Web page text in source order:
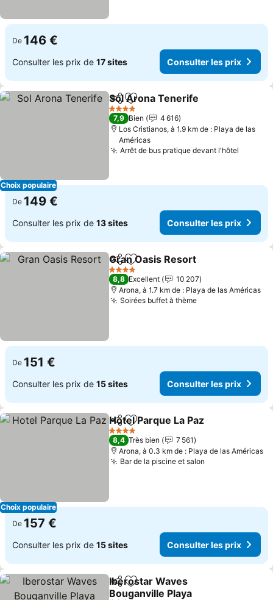
De 146 €
Consulter les prix de 17 sites Consulter les prix
Choix populaire
PartagerAjouter à mes favoris
Sol Arona Tenerife
4 Étoiles
7,9 Bien
4 616
Los Cristianos, à 1.9 km de : Playa de las
Américas
Arrêt de bus pratique devant l'hôtel
De 149 €
Consulter les prix de 13 sites Consulter les prix
PartagerAjouter à mes favoris
Gran Oasis Resort
4 Étoiles
8,8 Excellent
10 207
Arona, à 1.7 km de : Playa de las Américas
Soirées buffet à thème
De 151 €
Consulter les prix de 15 sites Consulter les prix
Choix populaire
PartagerAjouter à mes favoris
Hotel Parque La Paz
4 Étoiles
8,4 Très bien
7 561
Arona, à 0.3 km de : Playa de las Américas
Bar de la piscine et salon
De 157 €
Consulter les prix de 15 sites Consulter les prix
PartagerAjouter à mes favoris
Iberostar Waves
Bouganville Playa